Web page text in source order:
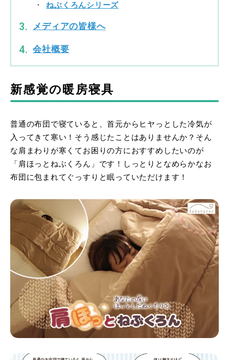
ねぶくろんシリーズ
メディアの皆様へ
会社概要
新感覚の暖房寝具
普通の布団で寝ていると、首元からヒヤっとした冷気が
入ってきて寒い！そう感じたことはありませんか？そん
な肩まわりが寒くてお困りの方におすすめしたいのが
「肩ほっとねぶくろん」です！しっとりとなめらかなお
布団に包まれてぐっすりと眠っていただけます！